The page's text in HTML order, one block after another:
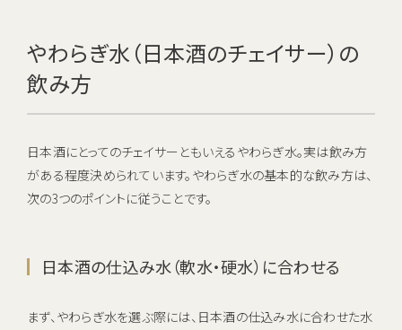
やわらぎ水（日本酒のチェイサー）の
飲み方
日本酒にとってのチェイサーともいえるやわらぎ水。実は飲み方
がある程度決められています。やわらぎ水の基本的な飲み方は、
次の3つのポイントに従うことです。
日本酒の仕込み水（軟水・硬水）に合わせる
まず、やわらぎ水を選ぶ際には、日本酒の仕込み水に合わせた水